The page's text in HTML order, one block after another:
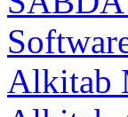
Alkitab